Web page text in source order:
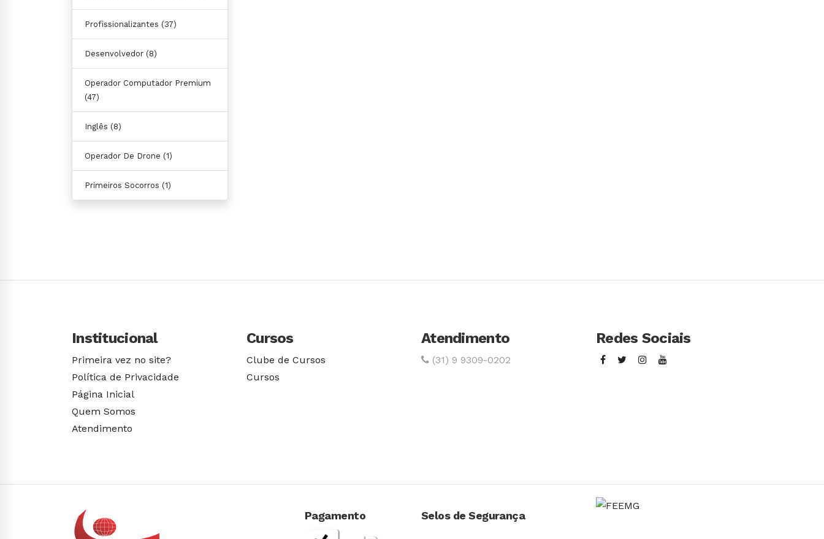
Profissionalizantes (37)
Desenvolvedor (8)
Operador Computador Premium
(47)
Inglês (8)
Operador De Drone (1)
Primeiros Socorros (1)
Institucional
Primeira vez no site?
Política de Privacidade
Página Inicial
Quem Somos
Atendimento
Cursos
Clube de Cursos
Cursos
Atendimento
(31) 9 9309-0202
Redes Sociais
Pagamento Selos de Segurança